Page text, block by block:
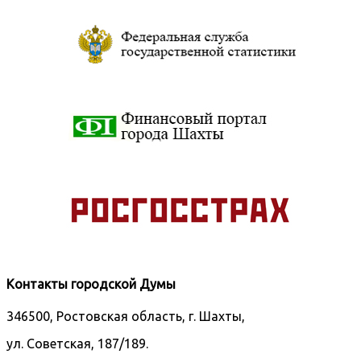
Контакты городской Думы
346500, Ростовская область, г. Шахты,
ул. Советская, 187/189.